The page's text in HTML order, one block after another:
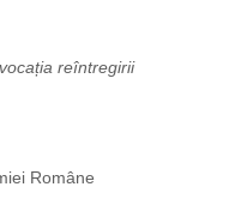
reîntregirii
Române